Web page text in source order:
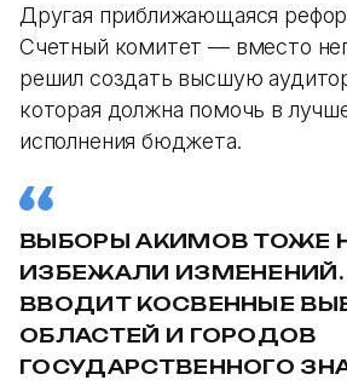
Другая приближающаяся
Счетный комитет — вместо
решил создать высшую
которая должна помочь в
исполнения бюджета.
ВЫБОРЫ АКИМОВ ТОЖЕ
ИЗБЕЖАЛИ ИЗМЕНЕНИЙ.
ВВОДИТ КОСВЕННЫЕ
ОБЛАСТЕЙ И ГОРОДОВ
ГОСУДАРСТВЕННОГО